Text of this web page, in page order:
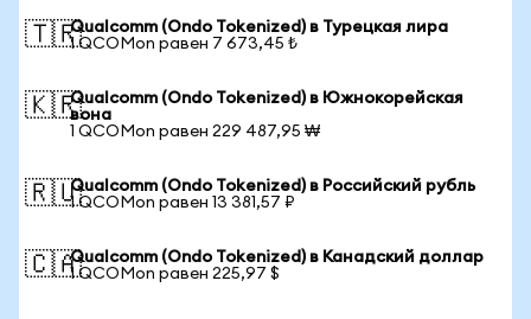
🇹🇷Qualcomm (Ondo Tokenized) в Турецкая лира
1 QCOMon равен 7 673,45 ₺
🇰🇷Qualcomm (Ondo Tokenized) в Южнокорейская
вона
1 QCOMon равен 229 487,95 ₩
🇷🇺Qualcomm (Ondo Tokenized) в Российский рубль
1 QCOMon равен 13 381,57 ₽
🇨🇦Qualcomm (Ondo Tokenized) в Канадский доллар
1 QCOMon равен 225,97 $